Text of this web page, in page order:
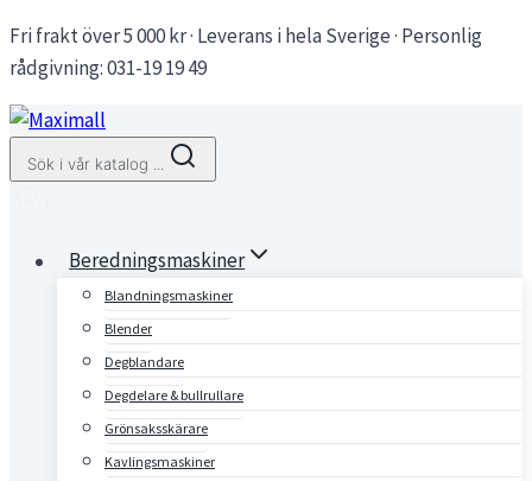
Skip
to
content
Fri frakt över 5 000 kr · Leverans i hela Sverige · Personlig
rådgivning: 031-19 19 49
Sök i vår katalog ...
Beredningsmaskiner
Blandningsmaskiner
Blender
Degblandare
Degdelare & bullrullare
Grönsaksskärare
Kavlingsmaskiner